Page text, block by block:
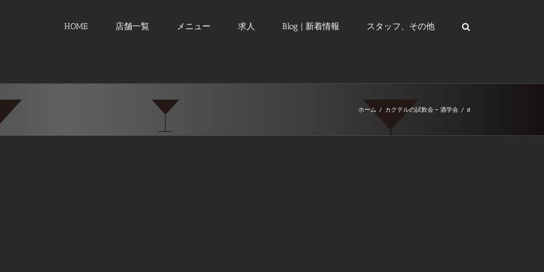
HOME 店舗一覧 メニュー 求人 Blog | 新着情報 スタッフ、その他
ホーム / カクテルの試飲会 – 酒学会 / d